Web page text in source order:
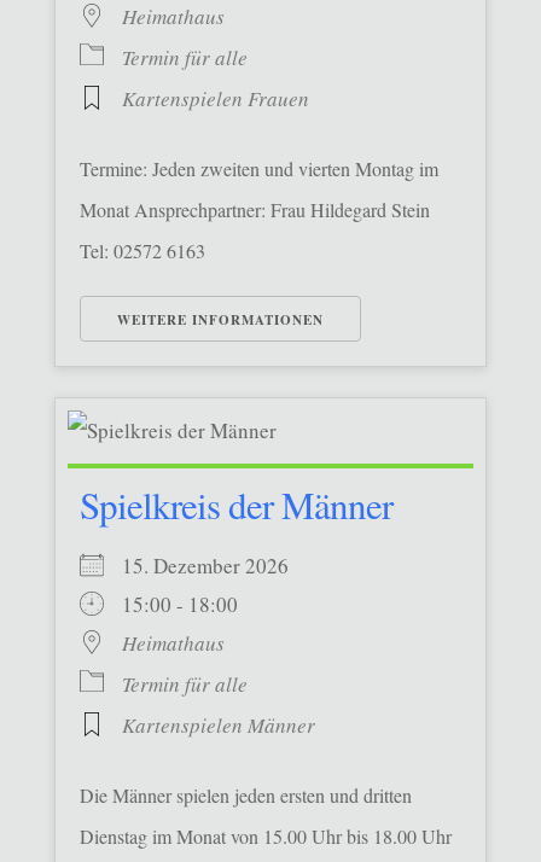
Heimathaus
Termin für alle
Kartenspielen Frauen
Termine: Jeden zweiten und vierten Montag im
Monat Ansprechpartner: Frau Hildegard Stein
Tel: 02572 6163
WEITERE INFORMATIONEN
Spielkreis der Männer
15. Dezember 2026
15:00 - 18:00
Heimathaus
Termin für alle
Kartenspielen Männer
Die Männer spielen jeden ersten und dritten
Dienstag im Monat von 15.00 Uhr bis 18.00 Uhr